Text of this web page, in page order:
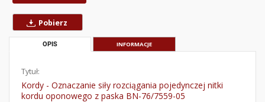
Pobierz
OPIS INFORMACJE
Tytuł:
Kordy - Oznaczanie siły rozciągania pojedynczej nitki
kordu oponowego z paska BN-76/7559-05